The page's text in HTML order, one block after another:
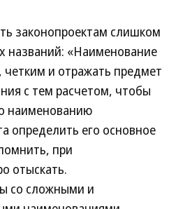
законопроектам слишком
названий: «Наименование
и отражать предмет
с тем расчетом, чтобы
наименованию
определить его основное
при
отыскать.
со сложными и